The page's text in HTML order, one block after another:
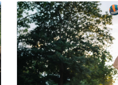
Ferie i Jylland med børn